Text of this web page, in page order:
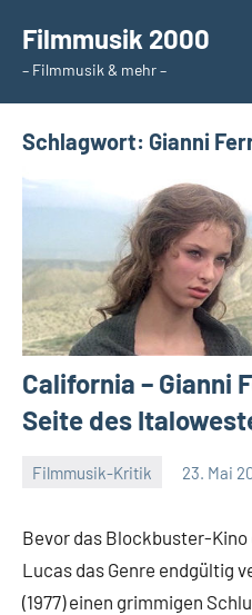
Inhalt
springen
Filmmusik 2000
– Filmmusik & mehr –
Schlagwort: Gianni
California – Gianni
Seite des
Filmmusik-Kritik 23. Mai
Bevor das Blockbuster-Kino
Lucas das Genre endgültig
(1977) einen grimmigen